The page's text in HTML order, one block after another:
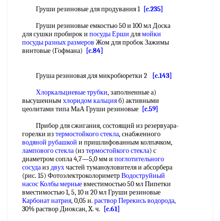
Груши резиновые для продувания 1 [c.235]
Груши резиновые емкостью 50 и 100 мл Доска
для сушки пробирок и посуды Ерши длямойки
посудыразных размеров Жом для пробок Зажимы
винтовые (Гофмана)
[c.84]
Груша резиновая для микробюретки 2
[c.143]
Хлоркальциевые трубки, заполненные а)
высушеннымхлоридом кальцияб) активными
цеолитами типа МаА Груши резиновые [c.59]
Прибор для сжигания, состоящий из резервуара-
горелки из термостойкого стекла, снабженного
водяной рубашкой и пришлифованным колпачком,
лампового стекла (из термостойкого стекла) с
диаметром сопла 4,7—5,0 мм и поглотительного
сосудаиз двухчастей туманоуловителя и абсорбера
(рис. 15) ФотоэлектроколориметрВодоструйный
насосКолбы мерныевместимостью 50 мл Пипетки
вместимостью 1, 5, 10 и 20 мл Груши резиновые
Карбонат натрия, 0,05 н. раствор Перекись водорода,
30% раствор Диоксан, X. ч.
[c.61]